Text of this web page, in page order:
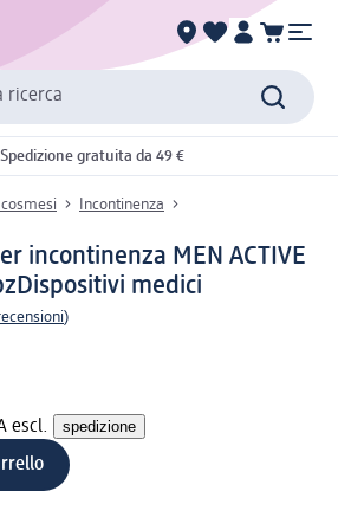
ricerca
Spedizione gratuita da 49 €
Incontinenza
incontinenza MEN ACTIVE
Dispositivi medici
)
escl. spedizione